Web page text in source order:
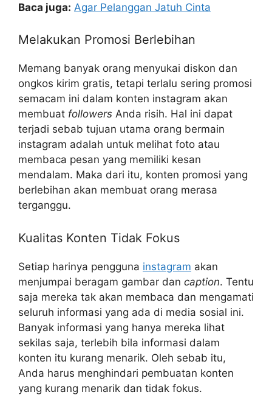
Baca juga: Agar Pelanggan Jatuh Cinta
Melakukan Promosi Berlebihan
Memang banyak orang menyukai diskon dan
ongkos kirim gratis, tetapi terlalu sering promosi
semacam ini dalam konten instagram akan
membuat followers Anda risih. Hal ini dapat
terjadi sebab tujuan utama orang bermain
instagram adalah untuk melihat foto atau
membaca pesan yang memiliki kesan
mendalam. Maka dari itu, konten promosi yang
berlebihan akan membuat orang merasa
terganggu.
Kualitas Konten Tidak Fokus
Setiap harinya pengguna instagram akan
menjumpai beragam gambar dan caption. Tentu
saja mereka tak akan membaca dan mengamati
seluruh informasi yang ada di media sosial ini.
Banyak informasi yang hanya mereka lihat
sekilas saja, terlebih bila informasi dalam
konten itu kurang menarik. Oleh sebab itu,
Anda harus menghindari pembuatan konten
yang kurang menarik dan tidak fokus.